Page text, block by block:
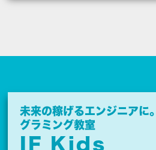
未来の稼げるエンジニアに。
グラミング教室
IF Kids